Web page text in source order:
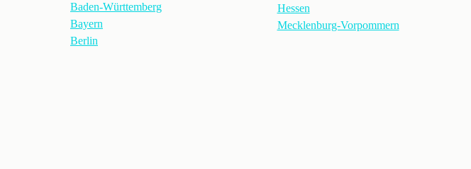
Baden-Württemberg
Bayern
Berlin
Hessen
Mecklenburg-Vorpommern